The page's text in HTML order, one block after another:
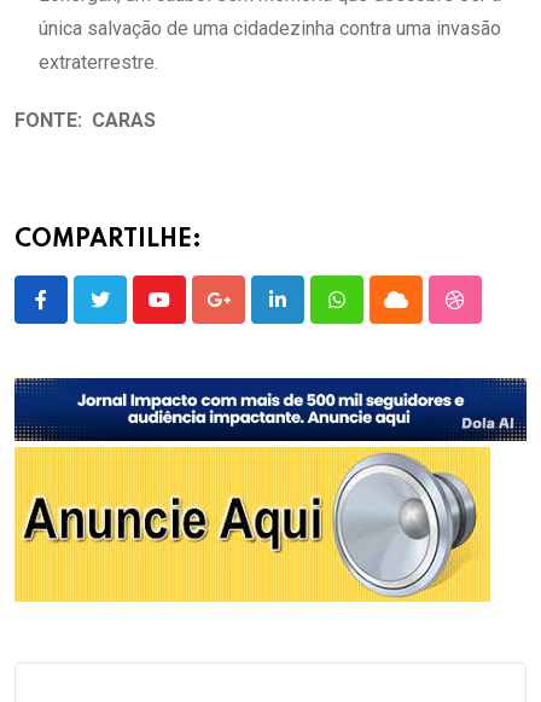
única salvação de uma cidadezinha contra uma invasão
extraterrestre.
FONTE: CARAS
COMPARTILHE:
YoutubeGoogle+LinkedInWhatsappCloud